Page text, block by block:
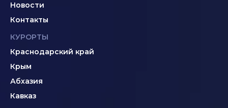
Новости
Контакты
КУРОРТЫ
Краснодарский край
Крым
Абхазия
Кавказ